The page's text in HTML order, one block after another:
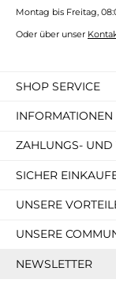
Montag bis Freitag,
Oder über unser
SHOP SERVICE
INFORMATIONEN
ZAHLUNGS- UND
SICHER
UNSERE
UNSERE
NEWSLETTER